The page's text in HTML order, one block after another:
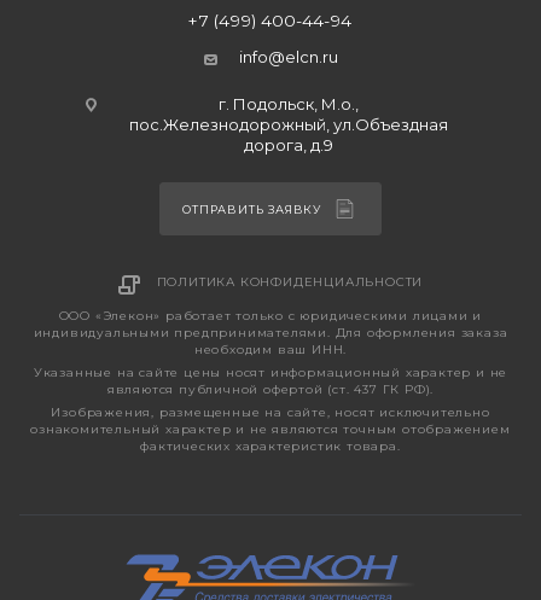
+7 (499) 400-44-94
info@elcn.ru
г. Подольск, М.о.,
пос.Железнодорожный, ул.Объездная
дорога, д.9
ОТПРАВИТЬ ЗАЯВКУ
ПОЛИТИКА КОНФИДЕНЦИАЛЬНОСТИ
ООО «Элекон» работает только с юридическими лицами и
индивидуальными предпринимателями. Для оформления заказа
необходим ваш ИНН.
Указанные на сайте цены носят информационный характер и не
являются публичной офертой (ст. 437 ГК РФ).
Изображения, размещенные на сайте, носят исключительно
ознакомительный характер и не являются точным отображением
фактических характеристик товара.